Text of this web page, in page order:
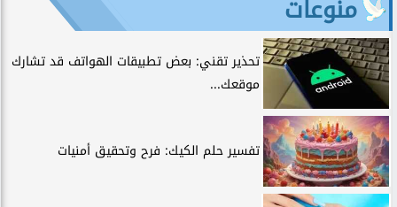
منوعات
تحذير تقني: بعض تطبيقات الهواتف قد تشارك
موقعك...
تفسير حلم الكيك: فرح وتحقيق أمنيات